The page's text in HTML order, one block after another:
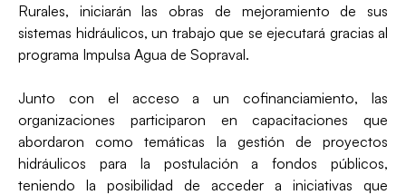
Rurales, iniciarán las obras de mejoramiento de sus
sistemas hidráulicos, un trabajo que se ejecutará gracias al
programa Impulsa Agua de Sopraval.
Junto con el acceso a un cofinanciamiento, las
organizaciones participaron en capacitaciones que
abordaron como temáticas la gestión de proyectos
hidráulicos para la postulación a fondos públicos,
teniendo la posibilidad de acceder a iniciativas que